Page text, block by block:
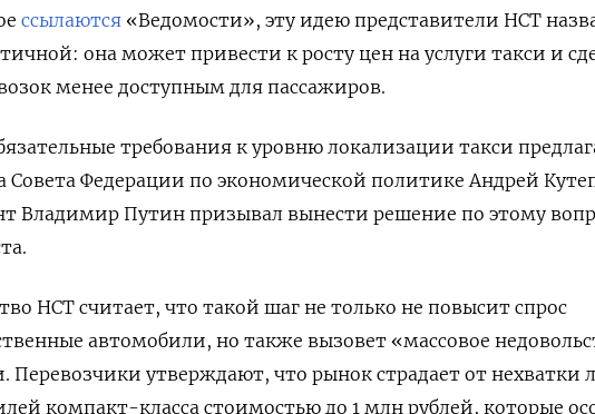
ссылаются «Ведомости», эту идею представители НСТ
она может привести к росту цен на услуги такси и
менее доступным для пассажиров.
требования к уровню локализации такси
Совета Федерации по экономической политике Андрей
Владимир Путин призывал вынести решение по этому
НСТ считает, что такой шаг не только не повысит спрос
автомобили, но также вызовет «массовое
Перевозчики утверждают, что рынок страдает от нехватки
компакт-класса стоимостью до 1 млн рублей, которые